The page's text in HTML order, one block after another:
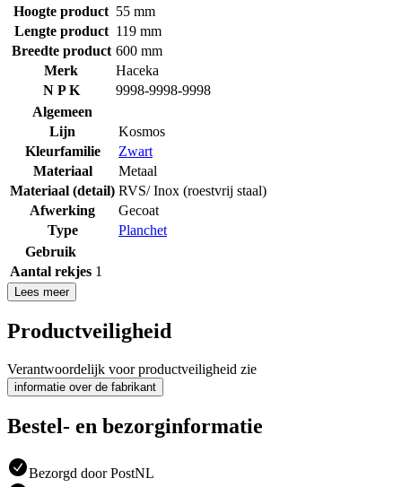
Hoogte product 55 mm
Lengte product 119 mm
Breedte product 600 mm
Merk
Haceka
N P K
9998-9998-9998
Algemeen
Lijn
Kosmos
Kleurfamilie
Zwart
Materiaal
Metaal
Materiaal (detail) RVS/ Inox (roestvrij staal)
Afwerking
Gecoat
Type
Planchet
Gebruik
Aantal rekjes 1
Lees meer
Productveiligheid
Verantwoordelijk voor productveiligheid zie
informatie over de fabrikant
Bestel- en bezorginformatie
Bezorgd door PostNL